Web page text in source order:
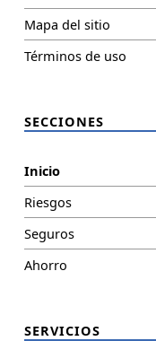
Mapa del sitio
Términos de uso
SECCIONES
Inicio
Riesgos
Seguros
Ahorro
SERVICIOS